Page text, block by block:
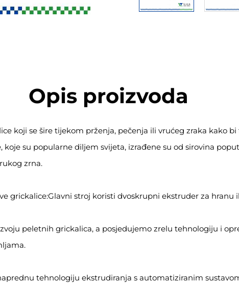
Opis proizvoda
koji se šire tijekom prženja, pečenja ili vrućeg zraka kako
su popularne diljem svijeta, izrađene su od sirovina
zrna.
grickalice:Glavni stroj koristi dvoskrupni ekstruder za
peletnih grickalica, a posjedujemo zrelu tehnologiju i
tehnologiju ekstrudiranja s automatiziranim